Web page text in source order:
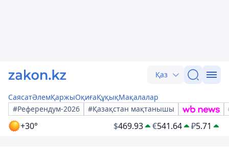
Қаз
СаясатӘлемҚаржыОқиғаҚұқықМақалалар
#Референдум-2026
#Қазақстан мақтанышы
+30° $469.93 €541.64 ₽5.71